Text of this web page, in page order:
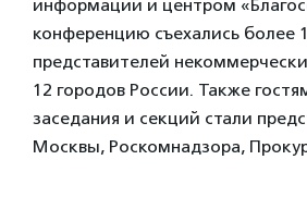
информации и центром
конференцию съехались более
представителей
12 городов России. Также
заседания и секций стали
Москвы, Роскомнадзора,